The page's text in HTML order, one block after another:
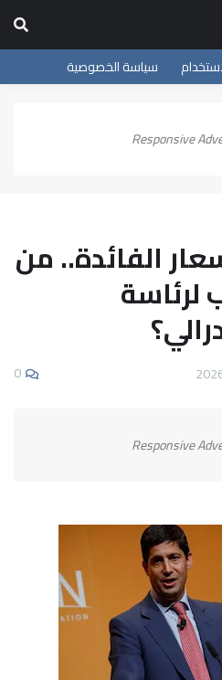
سياسة الخصوصية
Responsive
الفائدة.. من
0
Responsive